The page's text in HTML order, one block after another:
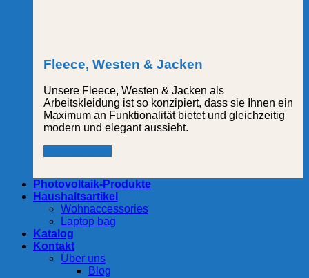
Fleece, Westen & Jacken
Unsere Fleece, Westen & Jacken als
Arbeitskleidung ist so konzipiert, dass sie Ihnen ein
Maximum an Funktionalität bietet und gleichzeitig
modern und elegant aussieht.
Photovoltaik-Produkte
Haushaltsartikel
Wohnaccessories
Laptop bag
Katalog
Kontakt
Über uns
Blog